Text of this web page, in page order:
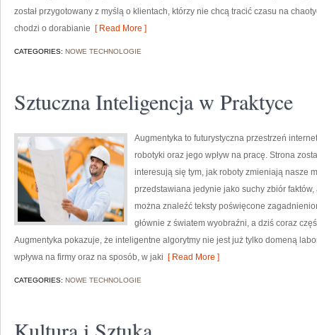
został przygotowany z myślą o klientach, którzy nie chcą tracić czasu na
chodzi o dorabianie [ Read More ]
CATEGORIES: NOWE TECHNOLOGIE
Sztuczna Inteligencja w Praktyce
Augmentyka to futurystyczna przestrzeń
robotyki oraz jego wpływ na pracę. Strona
interesują się tym, jak roboty zmieniają nasze
przedstawiana jedynie jako suchy zbiór faktów,
można znaleźć teksty poświęcone
głównie z światem wyobraźni, a dziś coraz
Augmentyka pokazuje, że inteligentne algorytmy nie jest już tylko domeną
wpływa na firmy oraz na sposób, w jaki [ Read More ]
CATEGORIES: NOWE TECHNOLOGIE